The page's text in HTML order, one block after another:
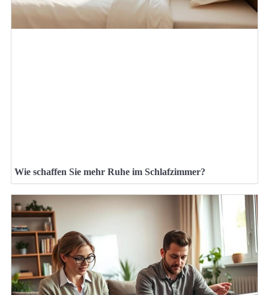
Wie schaffen Sie mehr Ruhe im Schlafzimmer?